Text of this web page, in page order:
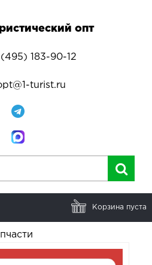
опт
183-90-12
turist.ru
Корзина пуста